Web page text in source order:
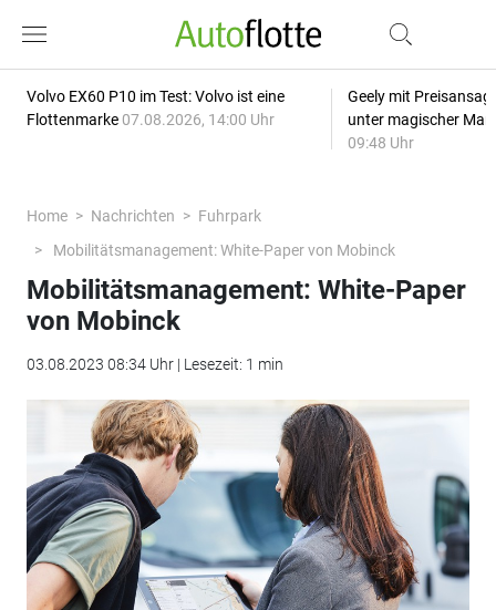
Volvo EX60 P10 im Test: Volvo ist eine
Flottenmarke 07.08.2026, 14:00 Uhr
Geely mit
unter magischer
09:48 Uhr
Home Nachrichten
Fuhrpark
Mobilitätsmanagement: White-Paper von Mobinck
Mobilitätsmanagement: White-Paper
von Mobinck
03.08.2023 08:34 Uhr | Lesezeit: 1 min